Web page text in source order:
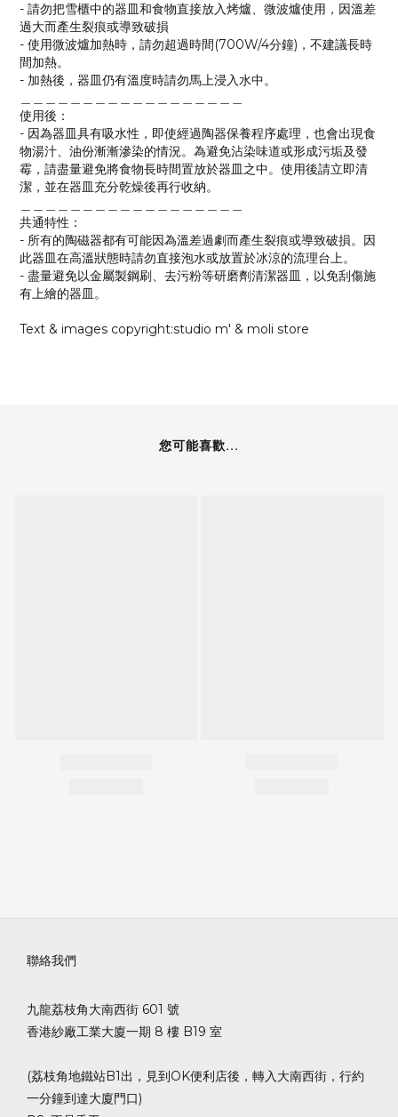
- 請勿把雪櫃中的器皿和食物直接放入烤爐、微波爐使用，因溫差
過大而產生裂痕或導致破損
- 使用微波爐加熱時，請勿超過時間(700W/4分鐘)，不建議長時
間加熱。
- 加熱後，器皿仍有溫度時請勿馬上浸入水中。
使用後：
- 因為器皿具有吸水性，即使經過陶器保養程序處理，也會出現食
物湯汁、油份漸漸滲染的情況。為避免沾染味道或形成污垢及發
霉，請盡量避免將食物長時間置放於器皿之中。使用後請立即清
潔，並在器皿充分乾燥後再行收納。
共通特性：
- 所有的陶磁器都有可能因為溫差過劇而產生裂痕或導致破損。因
此器皿在高溫狀態時請勿直接泡水或放置於冰涼的流理台上。
- 盡量避免以金屬製鋼刷、去污粉等研磨劑清潔器皿，以免刮傷施
有上繪的器皿。
Text & images copyright:studio m' & moli store
您可能喜歡...
聯絡我們
九龍荔枝角大南西街 601 號
香港紗廠工業大廈一期 8 樓 B19 室
(荔枝角地鐵站B1出，見到OK便利店後，轉入大南西街，行約
一分鐘到達大廈門口)